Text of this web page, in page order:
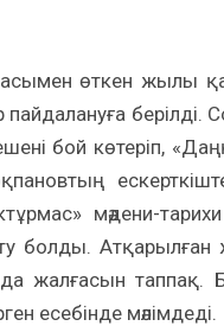
өткен жылы
бой көтеріп,
мәдени-
болды.
жалғасын таппақ.
есебінде мәлімдеді.